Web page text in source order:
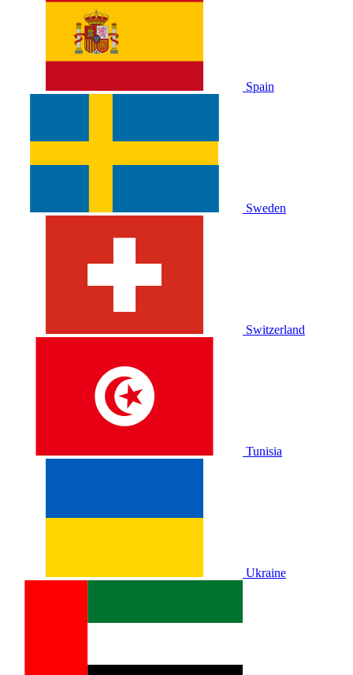
Spain
Sweden
Switzerland
Tunisia
Ukraine